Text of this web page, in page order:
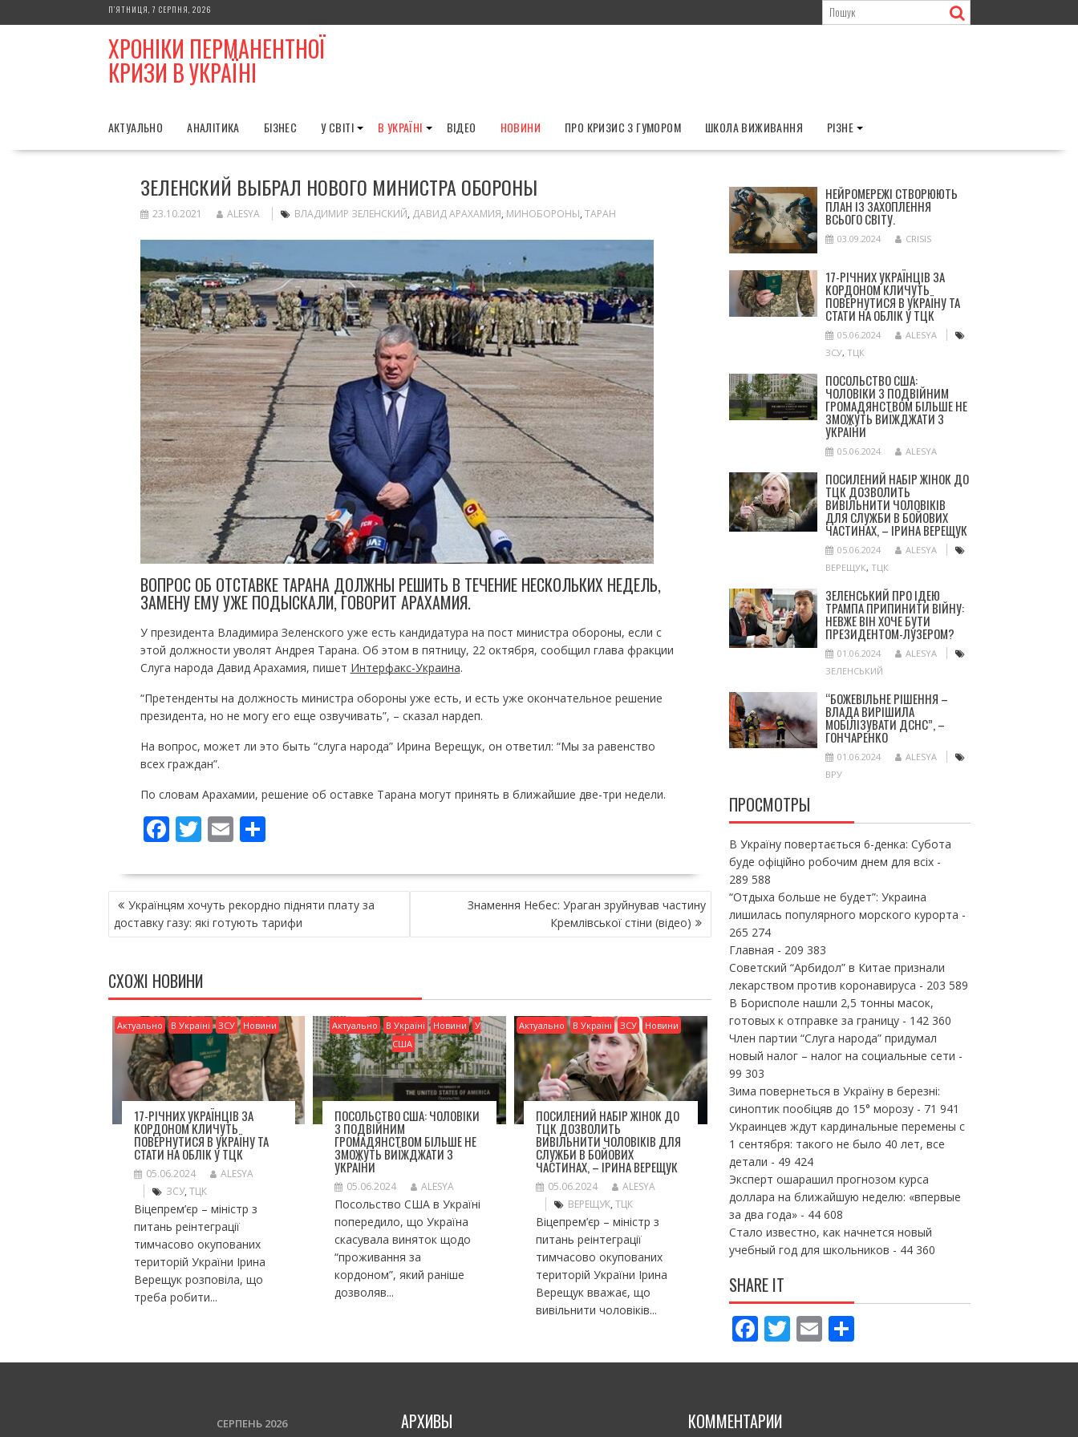
to
П’ЯТНИЦЯ, 7 СЕРПНЯ, 2026
ХРОНІКИ ПЕРМАНЕНТНОЇ
КРИЗИ В УКРАЇНІ
АКТУАЛЬНО АНАЛІТИКА БІЗНЕС У СВІТІ В УКРАЇНІ ВІДЕО НОВИНИ ПРО КРИЗИС З ГУМОРОМ ШКОЛА ВИЖИВАННЯ РІЗНЕ
ЗЕЛЕНСКИЙ ВЫБРАЛ НОВОГО МИНИСТРА ОБОРОНЫ
23.10.2021 ALESYA ВЛАДИМИР ЗЕЛЕНСКИЙ, ДАВИД АРАХАМИЯ, МИНОБОРОНЫ, ТАРАН
ВОПРОС ОБ ОТСТАВКЕ ТАРАНА ДОЛЖНЫ РЕШИТЬ В ТЕЧЕНИЕ НЕСКОЛЬКИХ НЕДЕЛЬ,
ЗАМЕНУ ЕМУ УЖЕ ПОДЫСКАЛИ, ГОВОРИТ АРАХАМИЯ.
У президента Владимира Зеленского уже есть кандидатура на пост министра обороны, если с
этой должности уволят Андрея Тарана. Об этом в пятницу, 22 октября, сообщил глава фракции
Слуга народа Давид Арахамия, пишет Интерфакс-Украина.
“Претенденты на должность министра обороны уже есть, и есть уже окончательное решение
президента, но не могу его еще озвучивать”, – сказал нардеп.
На вопрос, может ли это быть “слуга народа” Ирина Верещук, он ответил: “Мы за равенство
всех граждан”.
По словам Арахамии, решение об оставке Тарана могут принять в ближайшие две-три недели.
F
e
b
o
k
T
itt
er
E
ai
l
П
ді
л
и
ся
НАВІГАЦІЯ
ЗАПИСІВ
Українцям хочуть рекордно підняти плату за
доставку газу: які готують тарифи
Знамення Небес: Ураган зруйнував частину
Кремлівської стіни (відео)
СХОЖІ НОВИНИ
Актуально В Україні ЗСУ Новини
17-РІЧНИХ УКРАЇНЦІВ ЗА
КОРДОНОМ КЛИЧУТЬ
ПОВЕРНУТИСЯ В УКРАЇНУ ТА
СТАТИ НА ОБЛІК У ТЦК
05.06.2024
ALESYA
ЗСУ, ТЦК
Віцепрем’єр – міністр з
питань реінтеграції
тимчасово окупованих
територій України Ірина
Верещук розповіла, що
треба робити...
Актуально В Україні Новини
У
США
ПОСОЛЬСТВО США: ЧОЛОВІКИ
З ПОДВІЙНИМ
ГРОМАДЯНСТВОМ БІЛЬШЕ НЕ
ЗМОЖУТЬ ВИЇЖДЖАТИ З
УКРАЇНИ
05.06.2024 ALESYA
Посольство США в Україні
попередило, що Україна
скасувала виняток щодо
“проживання за
кордоном”, який раніше
дозволяв...
Актуально В Україні ЗСУ Новини
ПОСИЛЕНИЙ НАБІР ЖІНОК ДО
ТЦК ДОЗВОЛИТЬ
ВИВІЛЬНИТИ ЧОЛОВІКІВ ДЛЯ
СЛУЖБИ В БОЙОВИХ
ЧАСТИНАХ, – ІРИНА ВЕРЕЩУК
05.06.2024
ALESYA
ВЕРЕЩУК,ТЦК
Віцепрем’єр – міністр з
питань реінтеграції
тимчасово окупованих
територій України Ірина
Верещук вважає, що
вивільнити чоловіків...
НЕЙРОМЕРЕЖІ СТВОРЮЮТЬ
ПЛАН ІЗ ЗАХОПЛЕННЯ
ВСЬОГО СВІТУ.
03.09.2024 CRISIS
17-РІЧНИХ УКРАЇНЦІВ ЗА
КОРДОНОМ КЛИЧУТЬ
ПОВЕРНУТИСЯ В УКРАЇНУ ТА
СТАТИ НА ОБЛІК У ТЦК
05.06.2024
ALESYA
ЗСУ, ТЦК
ПОСОЛЬСТВО США:
ЧОЛОВІКИ З ПОДВІЙНИМ
ГРОМАДЯНСТВОМ БІЛЬШЕ НЕ
ЗМОЖУТЬ ВИЇЖДЖАТИ З
УКРАЇНИ
05.06.2024 ALESYA
ПОСИЛЕНИЙ НАБІР ЖІНОК ДО
ТЦК ДОЗВОЛИТЬ
ВИВІЛЬНИТИ ЧОЛОВІКІВ
ДЛЯ СЛУЖБИ В БОЙОВИХ
ЧАСТИНАХ, – ІРИНА ВЕРЕЩУК
05.06.2024
ALESYA
ВЕРЕЩУК, ТЦК
ЗЕЛЕНСЬКИЙ ПРО ІДЕЮ
ТРАМПА ПРИПИНИТИ ВІЙНУ:
НЕВЖЕ ВІН ХОЧЕ БУТИ
ПРЕЗИДЕНТОМ-ЛУЗЕРОМ?
01.06.2024
ALESYA
ЗЕЛЕНСЬКИЙ
“БОЖЕВІЛЬНЕ РІШЕННЯ –
ВЛАДА ВИРІШИЛА
МОБІЛІЗУВАТИ ДСНС”, –
ГОНЧАРЕНКО
01.06.2024
ALESYA
ВРУ
ПРОСМОТРЫ
В Україну повертається 6-денка: Субота
буде офіційно робочим днем для всіх-
289 588
“Отдыха больше не будет”: Украина
лишилась популярного морского курорта -
265 274
Главная - 209 383
Советский “Арбидол” в Китае признали
лекарством против коронавируса - 203 589
В Борисполе нашли 2,5 тонны масок,
готовых к отправке за границу- 142 360
Член партии “Слуга народа” придумал
новый налог – налог на социальные сети -
99 303
Зима повернеться в Україну в березні:
синоптик пообіцяв до 15° морозу- 71 941
Украинцев ждут кардинальные перемены с
1 сентября: такого не было 40 лет, все
детали - 49 424
Эксперт ошарашил прогнозом курса
доллара на ближайшую неделю: «впервые
за два года»- 44 608
Стало известно, как начнется новый
учебный год для школьников - 44 360
SHARE IT
F
ac
b
T
w
E
m
П
о
СЕРПЕНЬ 2026 АРХИВЫ КОММЕНТАРИИ